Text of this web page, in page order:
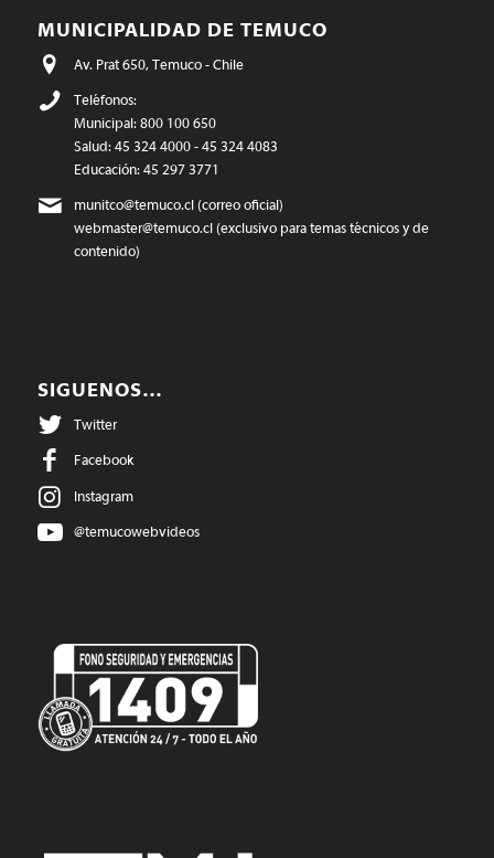
MUNICIPALIDAD DE TEMUCO
Av. Prat 650, Temuco - Chile
Teléfonos:
Municipal: 800 100 650
Salud: 45 324 4000 - 45 324 4083
Educación: 45 297 3771
munitco@temuco.cl(correo oficial)
webmaster@temuco.cl(exclusivo para temas técnicos y de
contenido)
SIGUENOS…
Twitter
Facebook
Instagram
@temucowebvideos